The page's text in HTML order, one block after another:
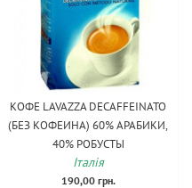
КОФЕ LAVAZZA DECAFFEINATO
(БЕЗ КОФЕИНА) 60% АРАБИКИ,
40% РОБУСТЫ
Італія
190,00 грн.